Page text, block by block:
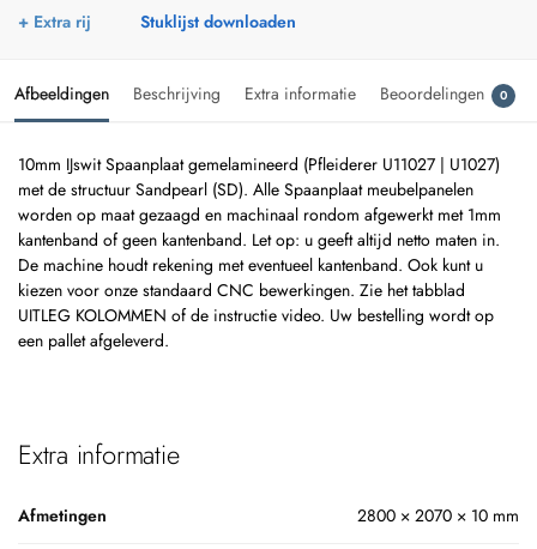
+ Extra rij Stuklijst downloaden
Afbeeldingen Beschrijving Extra informatie Beoordelingen 0
10mm IJswit Spaanplaat gemelamineerd (Pfleiderer U11027 | U1027)
met de structuur Sandpearl (SD). Alle Spaanplaat meubelpanelen
worden op maat gezaagd en machinaal rondom afgewerkt met 1mm
kantenband of geen kantenband. Let op: u geeft altijd netto maten in.
De machine houdt rekening met eventueel kantenband. Ook kunt u
kiezen voor onze standaard CNC bewerkingen. Zie het tabblad
UITLEG KOLOMMEN of de instructie video. Uw bestelling wordt op
een pallet afgeleverd.
Extra informatie
Afmetingen 2800 × 2070 × 10 mm